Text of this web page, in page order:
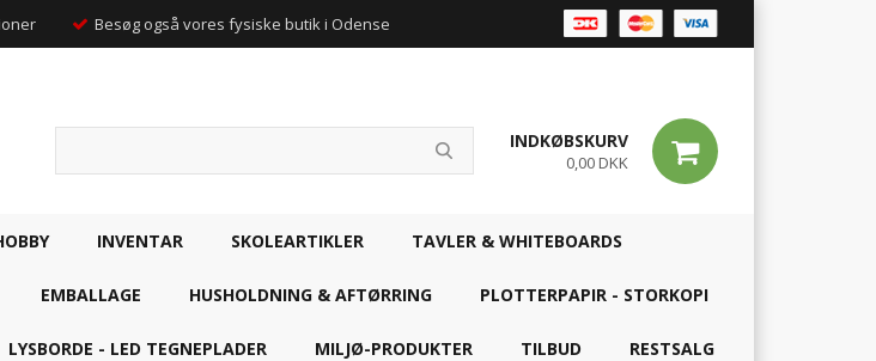
Besøg også vores fysiske butik i Odense
INDKØBSKURV
0,00 DKK
INVENTAR SKOLEARTIKLER TAVLER & WHITEBOARDS
EMBALLAGE HUSHOLDNING & AFTØRRING PLOTTERPAPIR - STORKOPI
LYSBORDE - LED TEGNEPLADER MILJØ-PRODUKTER TILBUD RESTSALG